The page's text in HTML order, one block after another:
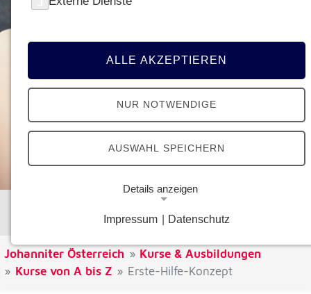
Kurse von A bis Z
Johanniter Österreich
Kurse & Ausbildungen
Kurse von A bis Z
Erste-Hilfe-Konzept
ALLE AKZEPTIEREN
NUR NOTWENDIGE
AUSWAHL SPEICHERN
Details anzeigen
Notwendige Cookies ermöglichen grundlegende
Funktionen und sind für die einwandfreie Funktion
der Website erforderlich.
Impressum Datenschutz